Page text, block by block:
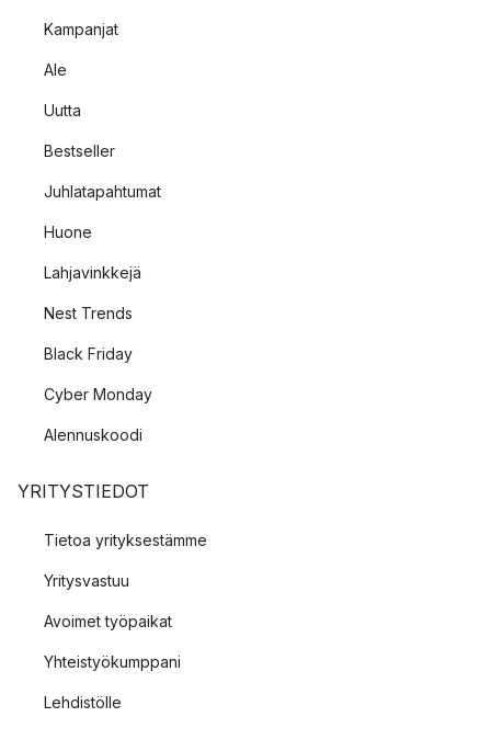
Kampanjat
Ale
Uutta
Bestseller
Juhlatapahtumat
Huone
Lahjavinkkejä
Nest Trends
Black Friday
Cyber Monday
Alennuskoodi
YRITYSTIEDOT
Tietoa yrityksestämme
Yritysvastuu
Avoimet työpaikat
Yhteistyökumppani
Lehdistölle